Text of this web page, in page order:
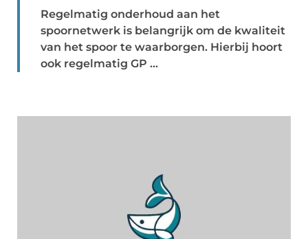
Regelmatig onderhoud aan het
spoornetwerk is belangrijk om de kwaliteit
van het spoor te waarborgen. Hierbij hoort
ook regelmatig GP ...